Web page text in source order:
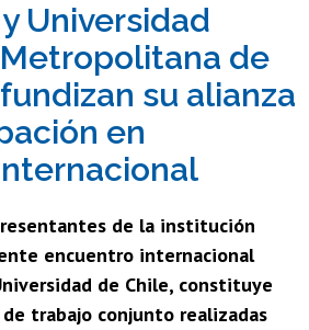
Funcionarias/os
Egresadas/os
Universidad
de
su alianza
en
de la institución
encuentro internacional
de Chile, constituye
trabajo conjunto realizadas